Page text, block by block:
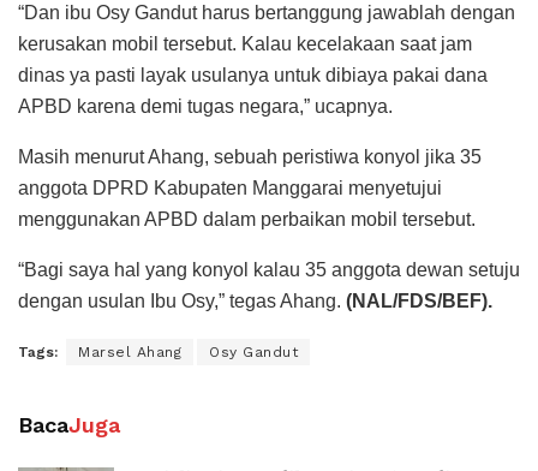
“Dan ibu Osy Gandut harus bertanggung jawablah dengan
kerusakan mobil tersebut. Kalau kecelakaan saat jam
dinas ya pasti layak usulanya untuk dibiaya pakai dana
APBD karena demi tugas negara,” ucapnya.
Masih menurut Ahang, sebuah peristiwa konyol jika 35
anggota DPRD Kabupaten Manggarai menyetujui
menggunakan APBD dalam perbaikan mobil tersebut.
“Bagi saya hal yang konyol kalau 35 anggota dewan setuju
dengan usulan Ibu Osy,” tegas Ahang. (NAL/FDS/BEF).
Tags: Marsel Ahang Osy Gandut
BacaJuga